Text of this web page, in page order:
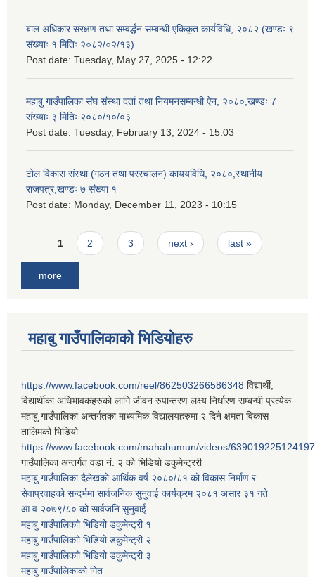
बाल अधिकार संरक्षण तथा सम्वर्द्धन सम्बन्धी एकिकृत कार्यविधि, २०८२ (खण्डः ९
संख्याः १ मितिः २०८२/०२/१३)
Post date: Tuesday, May 27, 2025 - 12:22
महाबु गाउँपालिका संघ संस्था दर्ता तथा नियमनसम्बन्धी ऐन, २०८०,खण्डः 7
संख्याः ३ मितिः २०८०/१०/०३
Post date: Tuesday, February 13, 2024 - 15:03
टोल विकास संस्था (गठन तथा पररचालन) काययविधि, २०८०,स्थानीय
राजपत्र,खण्डः ७ संख्या १
Post date: Monday, December 11, 2023 - 10:15
Pages
1 2 3 next › last »
more
महाबु गाउँपालिकाको भिडियोहरु
https://www.facebook.com/reel/862503266586348 विद्यार्थी,
विद्यार्थीका अधिभावकहरुको लागि जीवन रुपान्तरण लक्ष्य निर्धारण सम्बन्धी प्रत्येक
महाबु गाउँपालिका अन्तर्गतका माध्यमिक विद्यालयहरुमा २ दिने क्षमता विकास
तालिमको भिडियो
https://www.facebook.com/mahabumun/videos/639019225124197
गाउँपालिका अन्तर्गत वडा नं. २ को भिडियो डकुमेन्ट्ररी
महाबु गाउँपालिका दैलेखको आर्थिक वर्ष २०८०/८१ को विकास निर्माण र
सेवाप्रवाहको सन्दर्भमा सार्वजनिक सुनुवाई कार्यक्रम २०८१ असार ३१ गते
आ.व.२०७९/८० को सार्वजनि सुनुवाई
महाबु गाउँपालिकाो भिडियो डकुमेन्ट्री १
महाबु गाउँपालिकाो भिडियो डकुमेन्ट्री २
महाबु गाउँपालिकाो भिडियो डकुमेन्ट्री ३
महाबु गाउँपालिकाको गित